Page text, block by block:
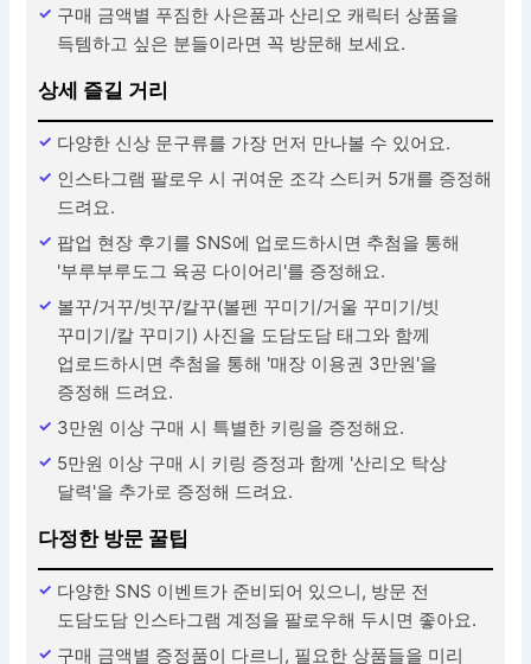
구매 금액별 푸짐한 사은품과 산리오 캐릭터 상품을
득템하고 싶은 분들이라면 꼭 방문해 보세요.
상세 즐길 거리
다양한 신상 문구류를 가장 먼저 만나볼 수 있어요.
인스타그램 팔로우 시 귀여운 조각 스티커 5개를 증정해
드려요.
팝업 현장 후기를 SNS에 업로드하시면 추첨을 통해
'부루부루도그 육공 다이어리'를 증정해요.
볼꾸/거꾸/빗꾸/칼꾸(볼펜 꾸미기/거울 꾸미기/빗
꾸미기/칼 꾸미기) 사진을 도담도담 태그와 함께
업로드하시면 추첨을 통해 '매장 이용권 3만원'을
증정해 드려요.
3만원 이상 구매 시 특별한 키링을 증정해요.
5만원 이상 구매 시 키링 증정과 함께 '산리오 탁상
달력'을 추가로 증정해 드려요.
다정한 방문 꿀팁
다양한 SNS 이벤트가 준비되어 있으니, 방문 전
도담도담 인스타그램 계정을 팔로우해 두시면 좋아요.
구매 금액별 증정품이 다르니, 필요한 상품들을 미리